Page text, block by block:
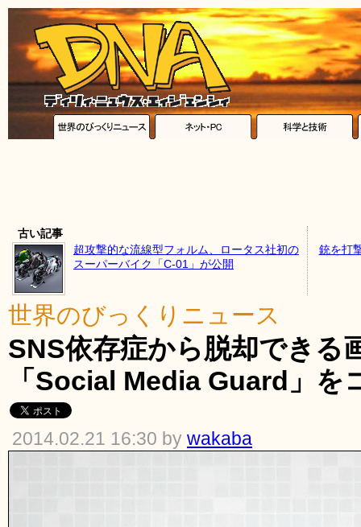
古い記事
超攻撃的な流線型フォルム、ロータス社初の
スーパーバイク「C-01」が公開
銃を打
世界のびっくりニュース
SNS依存症から脱却できる
「Social Media Guard」を
2014.02.21 16:30 by wakaba